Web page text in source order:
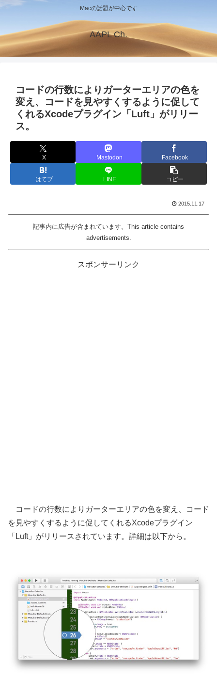
Macの話題が中心です
AAPL Ch.
コードの行数によりガーターエリアの色を
変え、コードを見やすくするように促して
くれるXcodeプラグイン「Luft」がリリー
ス。
X Mastodon Facebook
はてブ LINE コピー
2015.11.17
記事内に広告が含まれています。This article contains
advertisements.
スポンサーリンク
コードの行数によりガーターエリアの色を変え、コード
を見やすくするように促してくれるXcodeプラグイン
「Luft」がリリースされています。詳細は以下から。